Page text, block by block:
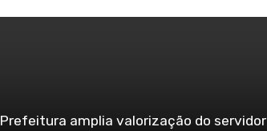
Prefeitura amplia valorização do servidor